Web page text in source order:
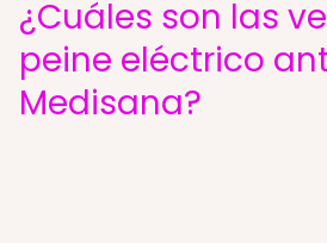
¿Cuáles son las
peine eléctrico
Medisana?